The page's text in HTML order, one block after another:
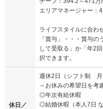
エリアマネージャー：
ライフスタイルに合わ
「賞与」・・・賞与
して受取る」か「年2
択できます。
休日／
週休2日（シフト制
～お休みの希望日を考
◎年次有給休暇
◎結婚休暇（本人7日 な